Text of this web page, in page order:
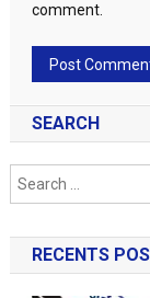
comment.
SEARCH
RECENTS